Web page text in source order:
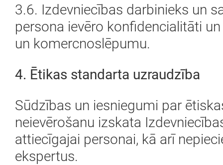
3.6. Izdevniecības darbinieks un
persona ievēro konfidencialitāti
un komercnoslēpumu.
4. Ētikas standarta uzraudzība
Sūdzības un iesniegumi par
neievērošanu izskata
attiecīgajai personai, kā arī
ekspertus.